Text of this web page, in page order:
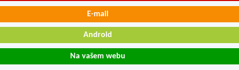
E-mail
Android
Na vašem webu